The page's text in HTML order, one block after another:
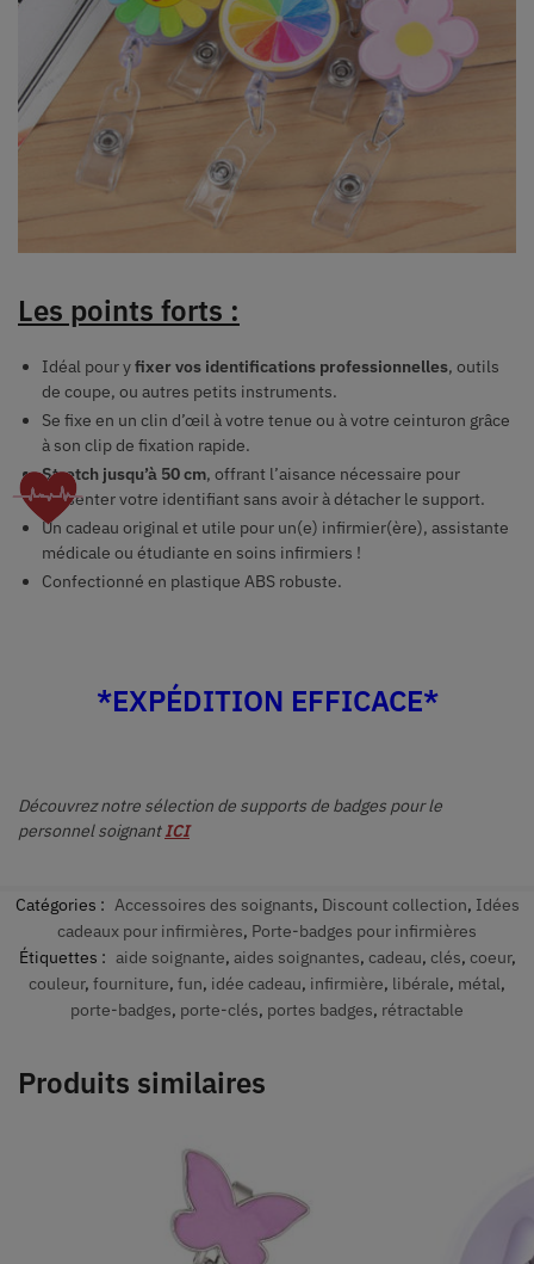
Les points forts :
Idéal pour yfixer vos identifications professionnelles, outils
de coupe, ou autres petits instruments.
Se fixe en un clin d’œil à votre tenue ou à votre ceinturon grâce
à son clip de fixation rapide.
Stretch jusqu’à 50 cm, offrant l’aisance nécessaire pour
présenter votre identifiant sans avoir à détacher le support.
Un cadeau original et utile pour un(e) infirmier(ère), assistante
médicale ou étudiante en soins infirmiers !
Confectionné en plastique ABS robuste.
*EXPÉDITION EFFICACE*
Découvrez notre sélection de supports de badges pour le
personnel soignantICI
Catégories : Accessoires des soignants, Discount collection, Idées
cadeaux pour infirmières, Porte-badges pour infirmières
Étiquettes : aide soignante, aides soignantes, cadeau, clés, coeur,
couleur, fourniture, fun, idée cadeau, infirmière, libérale, métal,
porte-badges, porte-clés, portes badges, rétractable
Produits similaires